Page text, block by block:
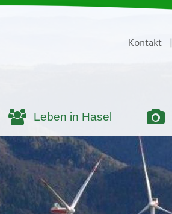
Kontakt |
Leben in Hasel